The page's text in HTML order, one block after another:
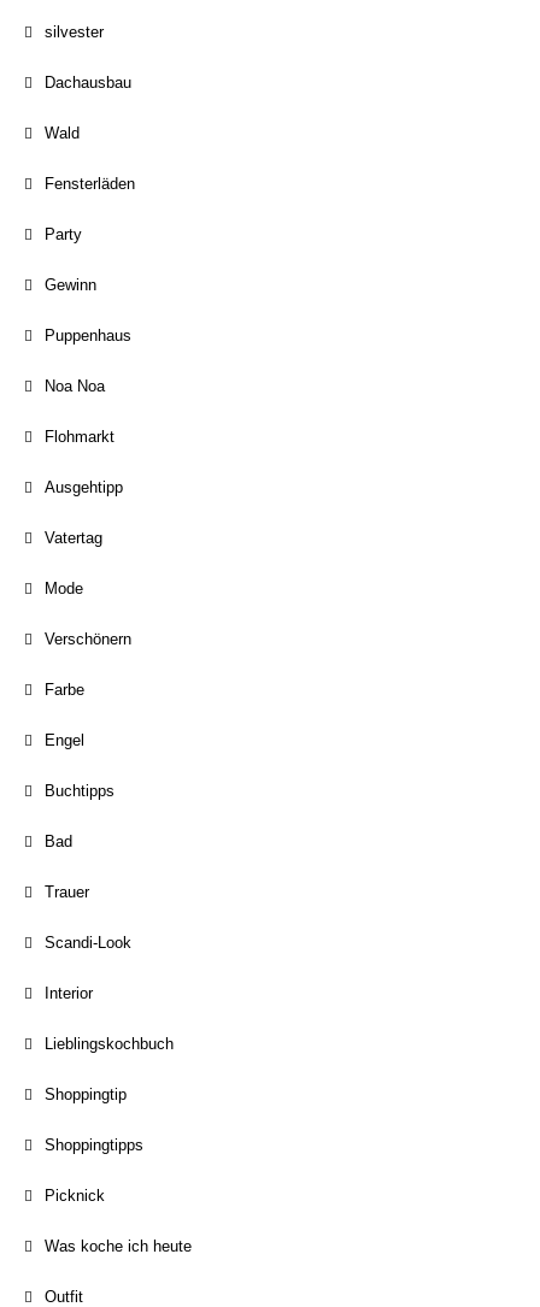
silvester
Dachausbau
Wald
Fensterläden
Party
Gewinn
Puppenhaus
Noa Noa
Flohmarkt
Ausgehtipp
Vatertag
Mode
Verschönern
Farbe
Engel
Buchtipps
Bad
Trauer
Scandi-Look
Interior
Lieblingskochbuch
Shoppingtip
Shoppingtipps
Picknick
Was koche ich heute
Outfit